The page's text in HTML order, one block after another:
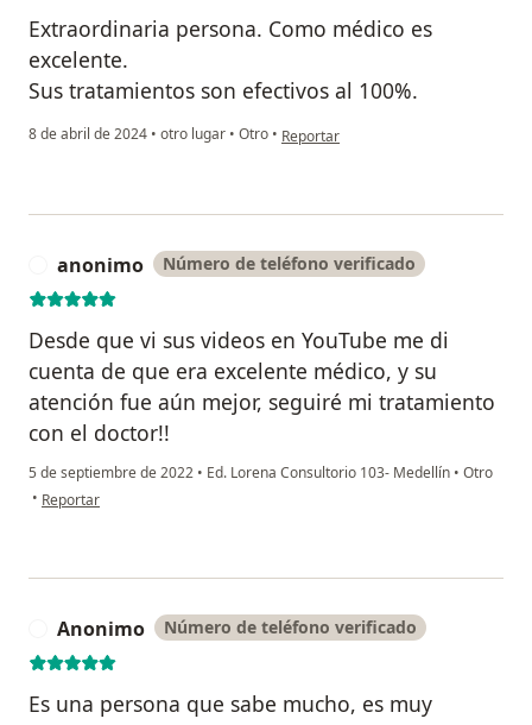
Extraordinaria persona. Como médico es
excelente.
Sus tratamientos son efectivos al 100%.
8 de abril de 2024 • otro lugar • Otro • en opinión del usuario Rafael Tamayo
Reportar
anonimo Número de teléfono verificado
Desde que vi sus videos en YouTube me di
cuenta de que era excelente médico, y su
atención fue aún mejor, seguiré mi tratamiento
con el doctor!!
5 de septiembre de 2022 • Ed. Lorena Consultorio 103- Medellín • Otro
• en opinión del usuario anonimo
Reportar
Anonimo Número de teléfono verificado
Es una persona que sabe mucho, es muy